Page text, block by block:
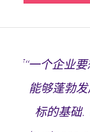
“一个企业
能够蓬勃
标的基础